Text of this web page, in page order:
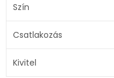
Szín
Csatlakozás
Kivitel